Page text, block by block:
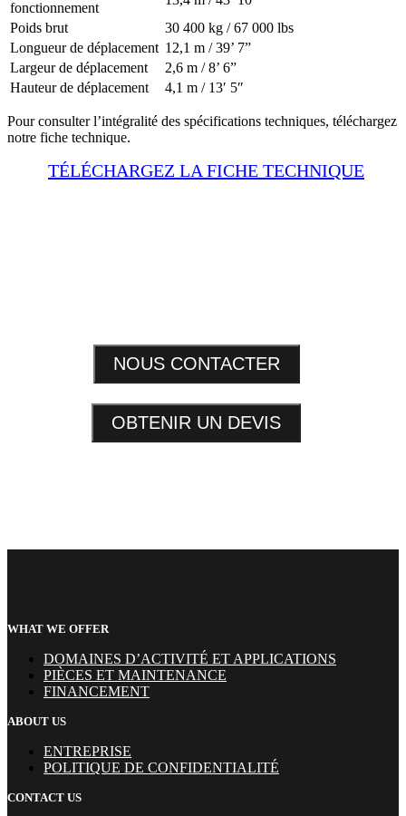
fonctionnement
Poids brut
30 400 kg / 67 000 lbs
Longueur de déplacement 12,1 m / 39’ 7”
Largeur de déplacement
2,6 m / 8’ 6”
Hauteur de déplacement
4,1 m / 13′ 5″
Pour consulter l’intégralité des spécifications techniques, téléchargez
notre fiche technique.
TÉLÉCHARGEZ LA FICHE TECHNIQUE
NOUS CONTACTER
OBTENIR UN DEVIS
WHAT WE OFFER
DOMAINES D’ACTIVITÉ ET APPLICATIONS
PIÈCES ET MAINTENANCE
FINANCEMENT
ABOUT US
ENTREPRISE
POLITIQUE DE CONFIDENTIALITÉ
CONTACT US